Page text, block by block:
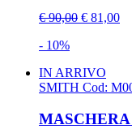
€ 90,00 € 81,00
- 10%
IN ARRIVO
SMITH Cod: